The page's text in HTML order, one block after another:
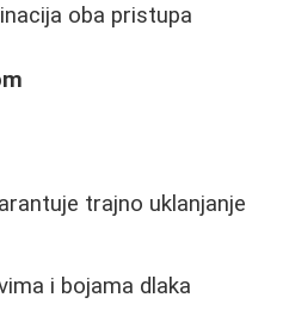
oba pristupa
trajno uklanjanje
i bojama dlaka